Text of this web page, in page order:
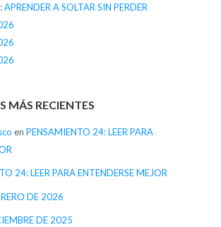
A SOLTAR SIN PERDER
MÁS RECIENTES
en PENSAMIENTO 24: LEER PARA
24: LEER PARA ENTENDERSE MEJOR
DE 2026
DE 2025